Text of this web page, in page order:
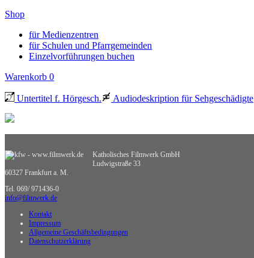
Shop
für Medienzentren
für Schulen und Pfarrgemeinden
Einzelvorführungen buchen
Warenkorb 0
Untertitel f. Hörgesch. Audiodeskription für Sehgeschädigte
Katholisches Filmwerk GmbH
Ludwigstraße 33
60327 Frankfurt a. M.
Tel. 069/ 971436-0
info@filmwerk.de
Kontakt
Impressum
Allgemeine Geschäftsbedingungen
Datenschutzerklärung